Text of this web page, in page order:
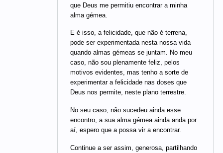
que Deus me permitiu encontrar a minha
alma gémea.
E é isso, a felicidade, que não é terrena,
pode ser experimentada nesta nossa vida
quando almas gémeas se juntam. No meu
caso, não sou plenamente feliz, pelos
motivos evidentes, mas tenho a sorte de
experimentar a felicidade nas doses que
Deus nos permite, neste plano terrestre.
No seu caso, não sucedeu ainda esse
encontro, a sua alma gémea ainda anda por
aí, espero que a possa vir a encontrar.
Continue a ser assim, generosa, partilhando